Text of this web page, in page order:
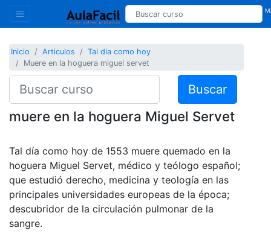
Inicio Articulos
Tal dia como hoy
Muere en la hoguera miguel servet
Buscar
muere en la hoguera Miguel Servet
Tal día como hoy de 1553 muere quemado en la
hoguera Miguel Servet, médico y teólogo español;
que estudió derecho, medicina y teología en las
principales universidades europeas de la época;
descubridor de la circulación pulmonar de la
sangre.